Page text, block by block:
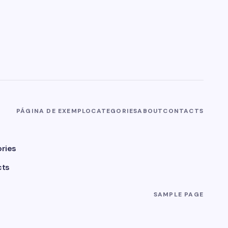
PÁGINA DE EXEMPLOCATEGORIESABOUTCONTACTS
SAMPLE PAGE